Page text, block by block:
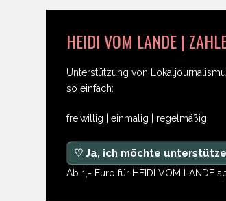
HEIDI VOM LANDE |
Unterstützung von
so einfach:
freiwillig | einmalig | regelmäßig
♡ Ja, ich möchte
Ab 1,- Euro für HEIDI VOM LANDE